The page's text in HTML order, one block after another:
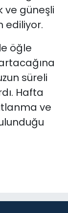
ve güneşli
ediliyor.
öğle
süreli
Hafta
ve